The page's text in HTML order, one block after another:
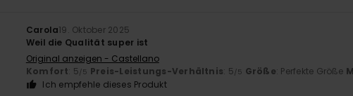
Carola19. Oktober 2025
Weil die Qualität super ist
Original anzeigen - Castellano
Komfort: 5/5 Preis-Leistungs-Verhältnis: 5/5 Größe: Perfekte Größe
Ich empfehle dieses Produkt